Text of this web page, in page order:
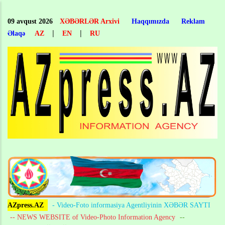
main
content
09 avqust 2026 XƏBƏRLƏR Arxivi Haqqımızda
Reklam
Əlaqə
AZ | EN | RU
AZpress.AZ
- Video-Foto informasiya Agentliyinin XƏBƏR SAYTI
-- NEWS WEBSITE of Video-Photo Information Agency --